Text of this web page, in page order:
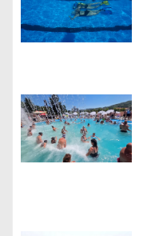
v
i
a
t